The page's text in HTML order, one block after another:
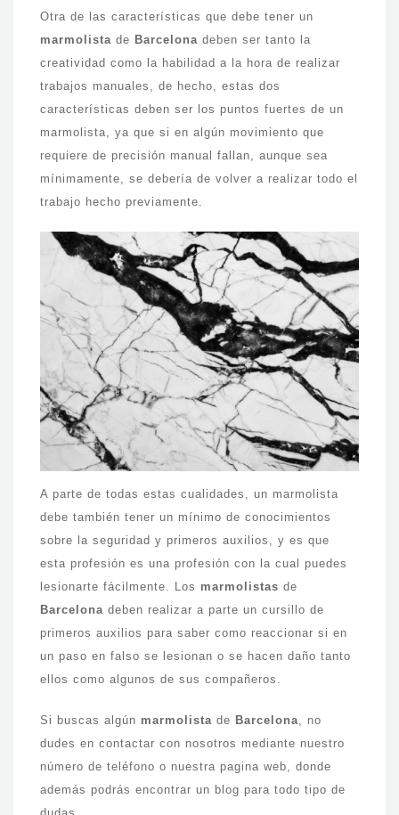
Otra de las características que debe tener un
marmolista de Barcelona deben ser tanto la
creatividad como la habilidad a la hora de realizar
trabajos manuales, de hecho, estas dos
características deben ser los puntos fuertes de un
marmolista, ya que si en algún movimiento que
requiere de precisión manual fallan, aunque sea
mínimamente, se debería de volver a realizar todo el
trabajo hecho previamente.
A parte de todas estas cualidades, un marmolista
debe también tener un mínimo de conocimientos
sobre la seguridad y primeros auxilios, y es que
esta profesión es una profesión con la cual puedes
lesionarte fácilmente. Los marmolistas de
Barcelona deben realizar a parte un cursillo de
primeros auxilios para saber como reaccionar si en
un paso en falso se lesionan o se hacen daño tanto
ellos como algunos de sus compañeros.
Si buscas algún marmolista de Barcelona , no
dudes en contactar con nosotros mediante nuestro
número de teléfono o nuestra pagina web, donde
además podrás encontrar un blog para todo tipo de